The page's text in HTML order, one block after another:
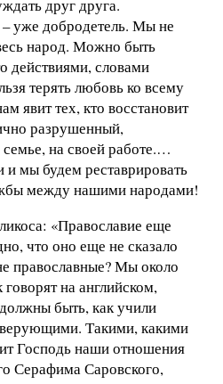
друг друга.
уже добродетель. Мы не
народ. Можно быть
действиями, словами
терять любовь ко всему
явит тех, кто восстановит
разрушенный,
семье, на своей работе.…
мы будем реставрировать
между нашими народами!
«Православие еще
что оно еще не сказало
православные? Мы около
на английском,
быть, как учили
Такими, какими
Господь наши отношения
Серафима Саровского,